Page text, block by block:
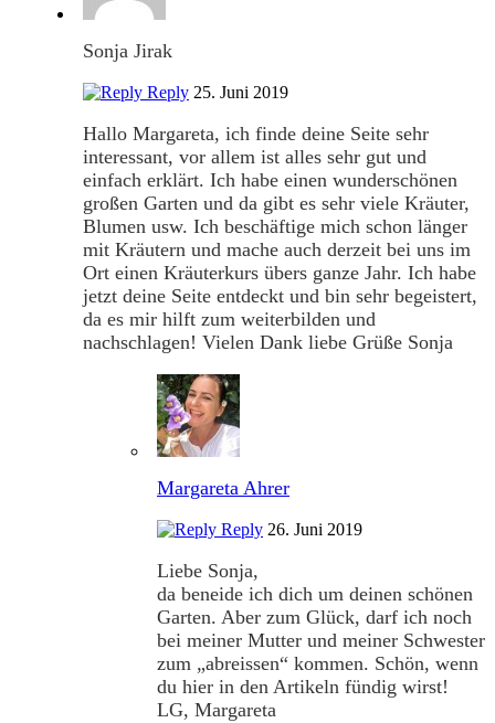
Sonja Jirak
Reply 25. Juni 2019
Hallo Margareta, ich finde deine Seite sehr
interessant, vor allem ist alles sehr gut und
einfach erklärt. Ich habe einen wunderschönen
großen Garten und da gibt es sehr viele Kräuter,
Blumen usw. Ich beschäftige mich schon länger
mit Kräutern und mache auch derzeit bei uns im
Ort einen Kräuterkurs übers ganze Jahr. Ich habe
jetzt deine Seite entdeckt und bin sehr begeistert,
da es mir hilft zum weiterbilden und
nachschlagen! Vielen Dank liebe Grüße Sonja
Margareta Ahrer
Reply 26. Juni 2019
Liebe Sonja,
da beneide ich dich um deinen schönen
Garten. Aber zum Glück, darf ich noch
bei meiner Mutter und meiner Schwester
zum „abreissen“ kommen. Schön, wenn
du hier in den Artikeln fündig wirst!
LG, Margareta